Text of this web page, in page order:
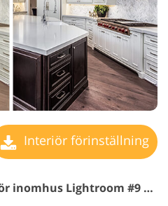
Interiör förinställning
Gratis förinställningar för inomhus Lightroom #9 "Remove Highlights"